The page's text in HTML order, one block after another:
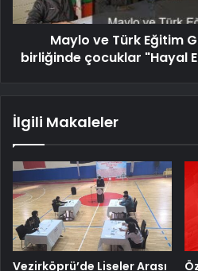
Maylo ve Türk Eğitim
birliğinde çocuklar "Hayal
İlgili Makaleler
Vezirköprü’de Liseler Arası